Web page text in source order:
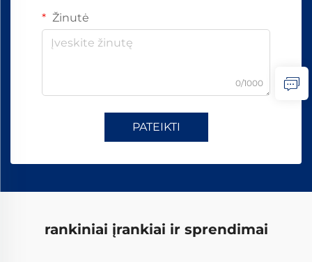
Žinutė
0/1000
PATEIKTI
rankiniai įrankiai ir sprendimai